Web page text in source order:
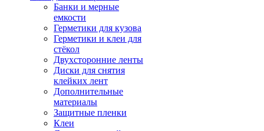
Банки и мерные
емкости
Герметики для кузова
Герметики и клеи для
стёкол
Двухсторонние ленты
Диски для снятия
клейких лент
Дополнительные
материалы
Защитные пленки
Клеи